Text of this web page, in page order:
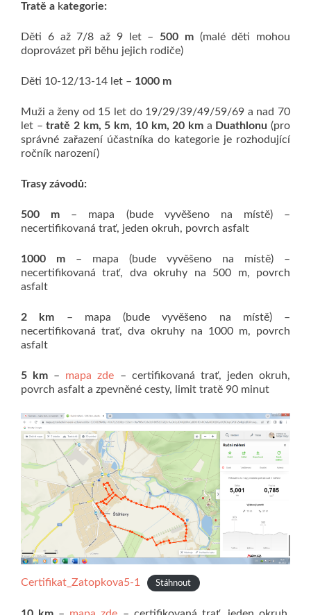
Tratě a kategorie:
Děti 6 až 7/8 až 9 let – 500 m(malé děti mohou
doprovázet při běhu jejich rodiče)
Děti 10-12/13-14 let – 1000 m
Muži a ženy od 15 let do 19/29/39/49/59/69 a nad 70
let – tratě 2 km, 5 km, 10 km, 20 km a Duathlonu (pro
správné zařazení účastníka do kategorie je rozhodující
ročník narození)
Trasy závodů:
500 m – mapa (bude vyvěšeno na místě) –
necertifikovaná trať, jeden okruh, povrch asfalt
1000 m – mapa (bude vyvěšeno na místě) –
necertifikovaná trať, dva okruhy na 500 m, povrch
asfalt
2 km – mapa (bude vyvěšeno na místě) –
necertifikovaná trať, dva okruhy na 1000 m, povrch
asfalt
5 km – mapa zde – certifikovaná trať, jeden okruh,
povrch asfalt a zpevněné cesty, limit tratě 90 minut
Certifikat_Zatopkova5-1 Stáhnout